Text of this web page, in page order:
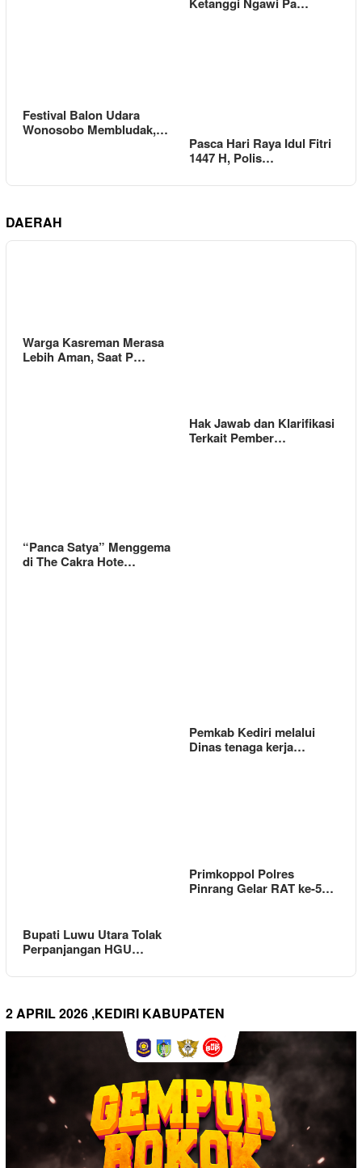
Festival Balon Udara
Wonosobo Membludak,…
Pasca Hari Raya Idul Fitri
1447 H, Polis…
DAERAH
Warga Kasreman Merasa
Lebih Aman, Saat P…
Hak Jawab dan Klarifikasi
Terkait Pember…
“Panca Satya” Menggema
di The Cakra Hote…
Pemkab Kediri melalui
Dinas tenaga kerja…
Bupati Luwu Utara Tolak
Perpanjangan HGU…
Primkoppol Polres
Pinrang Gelar RAT ke-5…
2 APRIL 2026 ,KEDIRI KABUPATEN